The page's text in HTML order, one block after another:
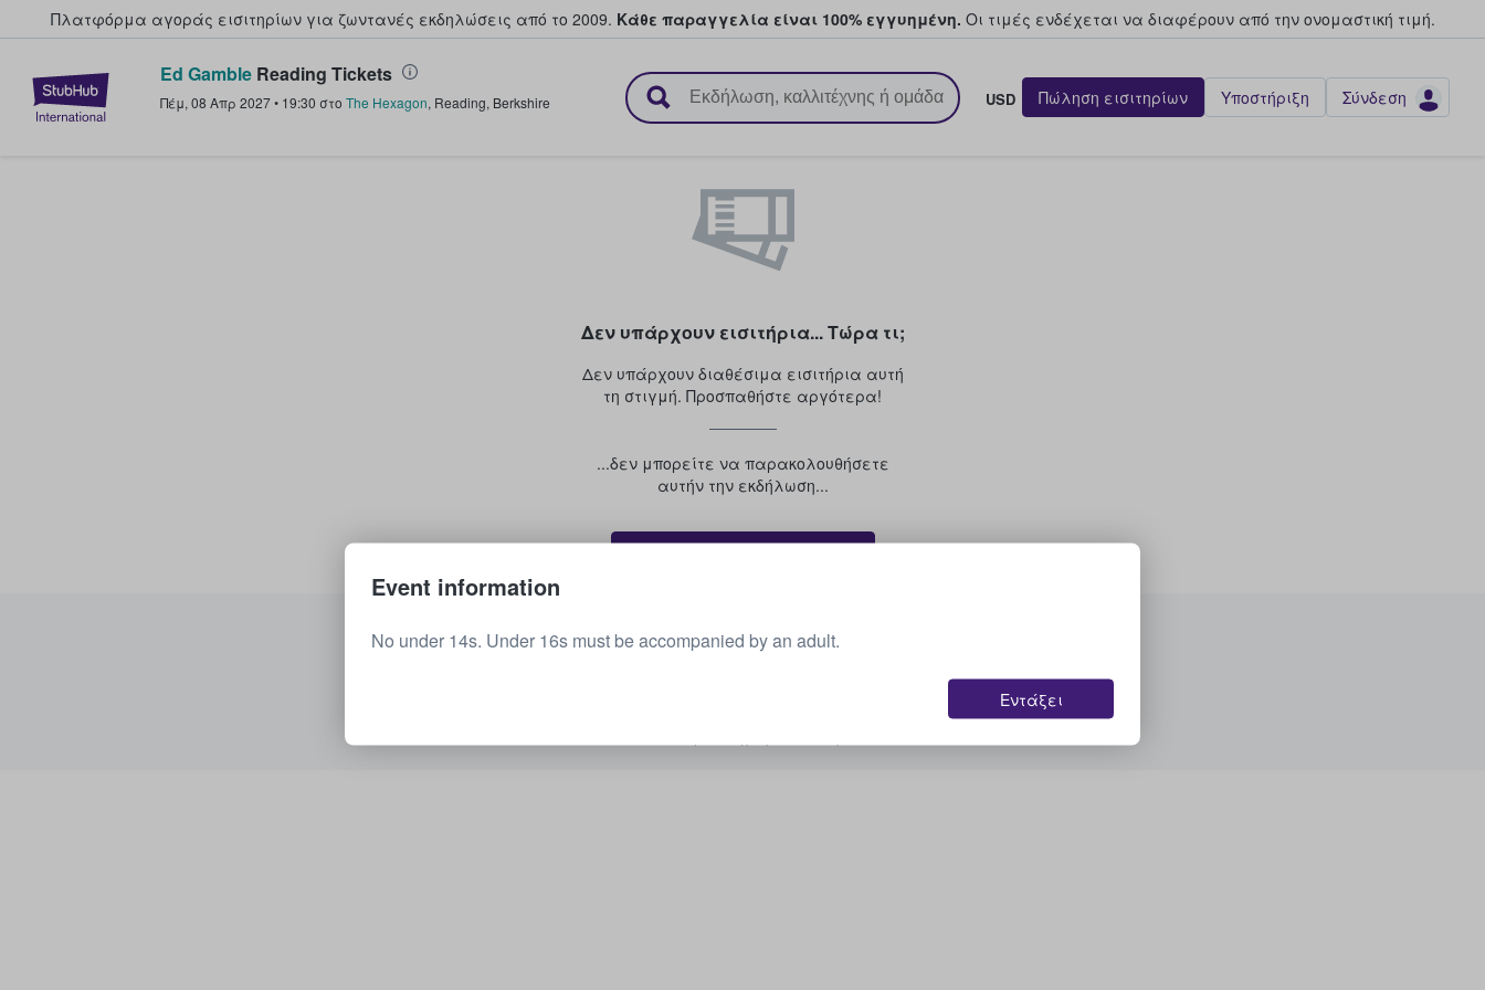
Πλατφόρμα αγοράς εισιτηρίων για ζωντανές εκδηλώσεις από το 2009. Κάθε παραγγελία είναι 100% εγγυημένη. Οι τιμές ενδέχεται να διαφέρουν από την oνομαστική τιμή.
StubHub - Όπου οι φαν αγοράζουν και πουλούν εισιτήρια
Ed Gamble Reading Tickets
Πέμ, 08 Απρ 2027• 19:30 στο The Hexagon, Reading, Berkshire USD Πώληση εισιτηρίων Υποστήριξη Σύνδεση
Δεν υπάρχουν εισιτήρια... Τώρα τι;
Δεν υπάρχουν διαθέσιμα εισιτήρια αυτή
τη στιγμή. Προσπαθήστε αργότερα!
...δεν μπορείτε να παρακολουθήσετε
αυτήν την εκδήλωση...
Εμφάνιση όλων των προσεχών εκδηλώσεων
Event information
No under 14s. Under 16s must be accompanied by an adult.
Εντάξει